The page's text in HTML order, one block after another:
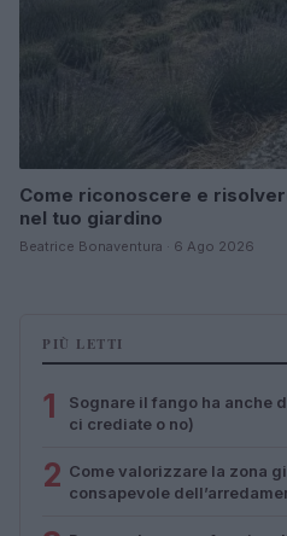
Come riconoscere e
nel tuo giardino
Beatrice Bonaventura · 6 Ago 2026
PIÙ LETTI
1
Sognare il fango ha anche
ci crediate o no)
2 Come valorizzare la zona
consapevole